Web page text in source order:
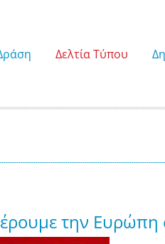
Δελτία Τύπου
την Ευρώπη